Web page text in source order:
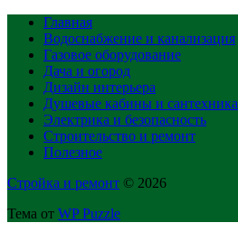
Главная
Водоснабжение и канализация
Газовое оборудование
Дача и огород
Дизайн интерьера
Душевые кабины и сантехника
Электрика и безопасность
Строительство и ремонт
Полезное
Стройка и ремонт © 2026
Тема от WP Puzzle